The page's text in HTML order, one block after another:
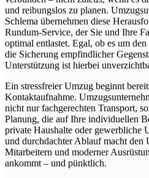
und reibungslos zu planen.
Schlema übernehmen diese
Rundum-Service, der Sie und Ihre
optimal entlastet. Egal, ob es um
die Sicherung empfindlicher
Unterstützung ist hierbei
Ein stressfreier Umzug beginnt
Kontaktaufnahme.
nicht nur fachgerechten Transport,
Planung, die auf Ihre individuellen
private Haushalte oder gewerbliche
und durchdachter Ablauf macht den
Mitarbeitern und moderner
ankommt – und pünktlich.